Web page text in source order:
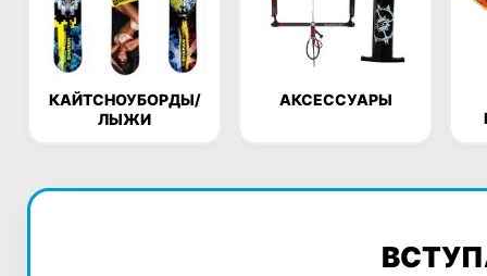
КАЙТСНОУБОРДЫ/
ЛЫЖИ
АКСЕССУАРЫ